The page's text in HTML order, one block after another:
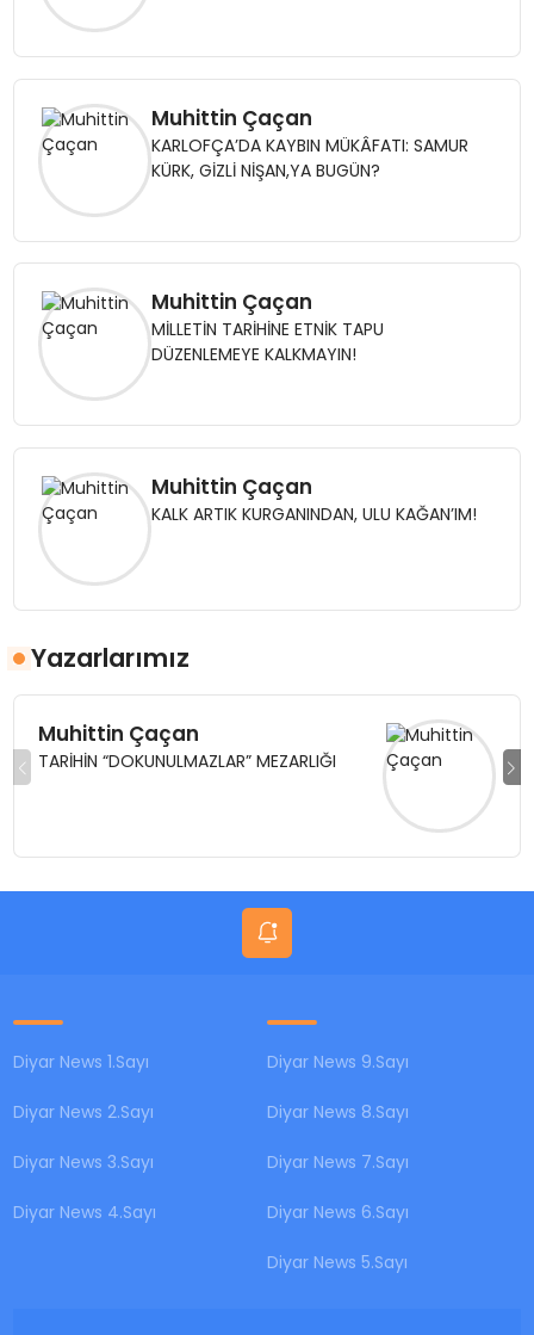
Muhittin Çaçan
KARLOFÇA’DA KAYBIN MÜKÂFATI: SAMUR
KÜRK, GİZLİ NİŞAN,YA BUGÜN?
Muhittin Çaçan
MİLLETİN TARİHİNE ETNİK TAPU
DÜZENLEMEYE KALKMAYIN!
Muhittin Çaçan
KALK ARTIK KURGANINDAN, ULU KAĞAN’IM!
Yazarlarımız
Muhittin Çaçan
TARİHİN “DOKUNULMAZLAR” MEZARLIĞI
Diyar News 1.Sayı
Diyar News 2.Sayı
Diyar News 3.Sayı
Diyar News 4.Sayı
Diyar News 9.Sayı
Diyar News 8.Sayı
Diyar News 7.Sayı
Diyar News 6.Sayı
Diyar News 5.Sayı